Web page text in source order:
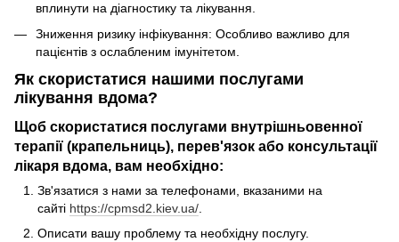
вплинути на діагностику та лікування.
Зниження ризику інфікування: Особливо важливо для
пацієнтів з ослабленим імунітетом.
Як скористатися нашими послугами
лікування вдома?
Щоб скористатися послугами внутрішньовенної
терапії (крапельниць), перев'язок або консультації
лікаря вдома, вам необхідно:
Зв'язатися з нами за телефонами, вказаними на
сайті https://cpmsd2.kiev.ua/
Описати вашу проблему та необхідну послугу.